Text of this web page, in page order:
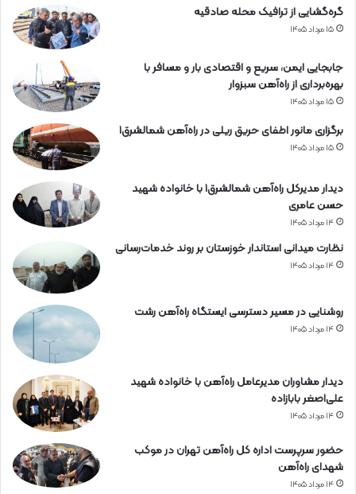
گره‌گشایی از ترافیک محله صادقیه
۱۵ مرداد ۱۴۰۵
جابجایی ایمن، سریع و اقتصادی بار و مسافر با
بهره‌برداری از راه‌آهن سبزوار
۱۵ مرداد ۱۴۰۵
برگزاری مانور اطفای حریق ریلی در راه‌آهن شمالشرق۱
۱۵ مرداد ۱۴۰۵
دیدار مدیرکل راه‌آهن شمالشرق۱ با خانواده شهید
حسن عامری
۱۴ مرداد ۱۴۰۵
نظارت میدانی استاندار خوزستان بر روند خدمات‌رسانی
۱۴ مرداد ۱۴۰۵
روشنایی در مسیر دسترسی ایستگاه راه‌آهن رشت
۱۴ مرداد ۱۴۰۵
دیدار مشاوران مدیرعامل راه‌آهن با خانواده شهید
علی‌اصغر بابازاده
۱۴ مرداد ۱۴۰۵
حضور سرپرست اداره کل راه‌آهن تهران در موکب
شهدای راه‌آهن
۱۴ مرداد ۱۴۰۵